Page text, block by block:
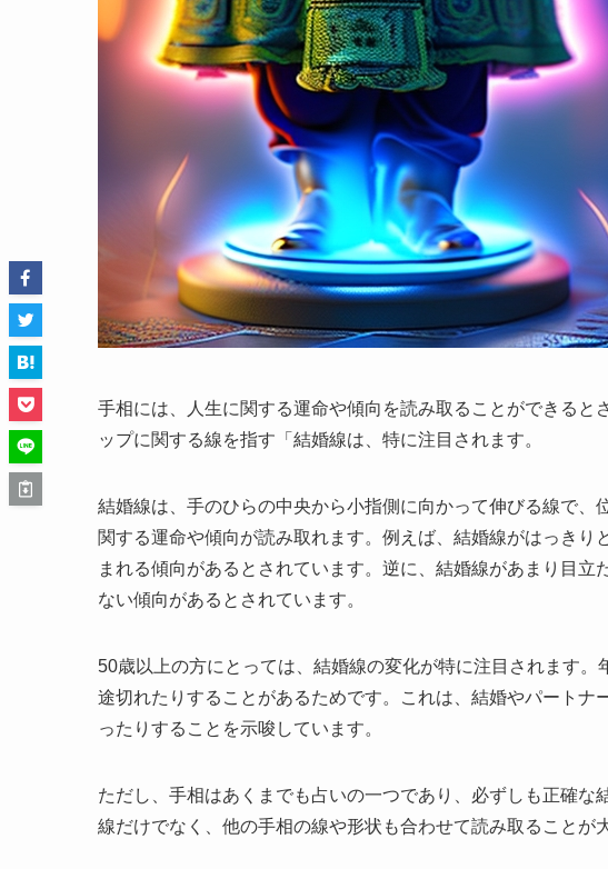
手相には、人生に関する運命や傾向を読み取ることができると
ップに関する線を指す「結婚線は、特に注目されます。
結婚線は、手のひらの中央から小指側に向かって伸びる線で、
関する運命や傾向が読み取れます。例えば、結婚線がはっき
まれる傾向があるとされています。逆に、結婚線があまり目
ない傾向があるとされています。
50歳以上の方にとっては、結婚線の変化が特に注目されます。
途切れたりすることがあるためです。これは、結婚やパートナ
ったりすることを示唆しています。
ただし、手相はあくまでも占いの一つであり、必ずしも正確
線だけでなく、他の手相の線や形状も合わせて読み取ることが